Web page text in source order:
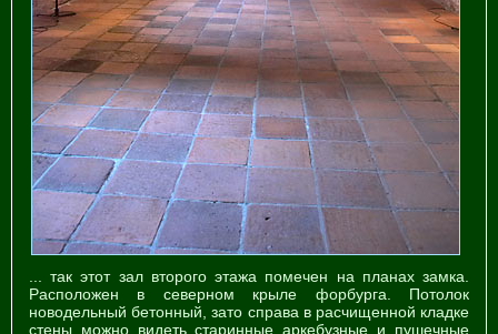
... так этот зал второго этажа помечен на планах замка.
Расположен в северном крыле форбурга. Потолок
новодельный бетонный, зато справа в расчищенной кладке
стены можно видеть старинные аркебузные и пушечные